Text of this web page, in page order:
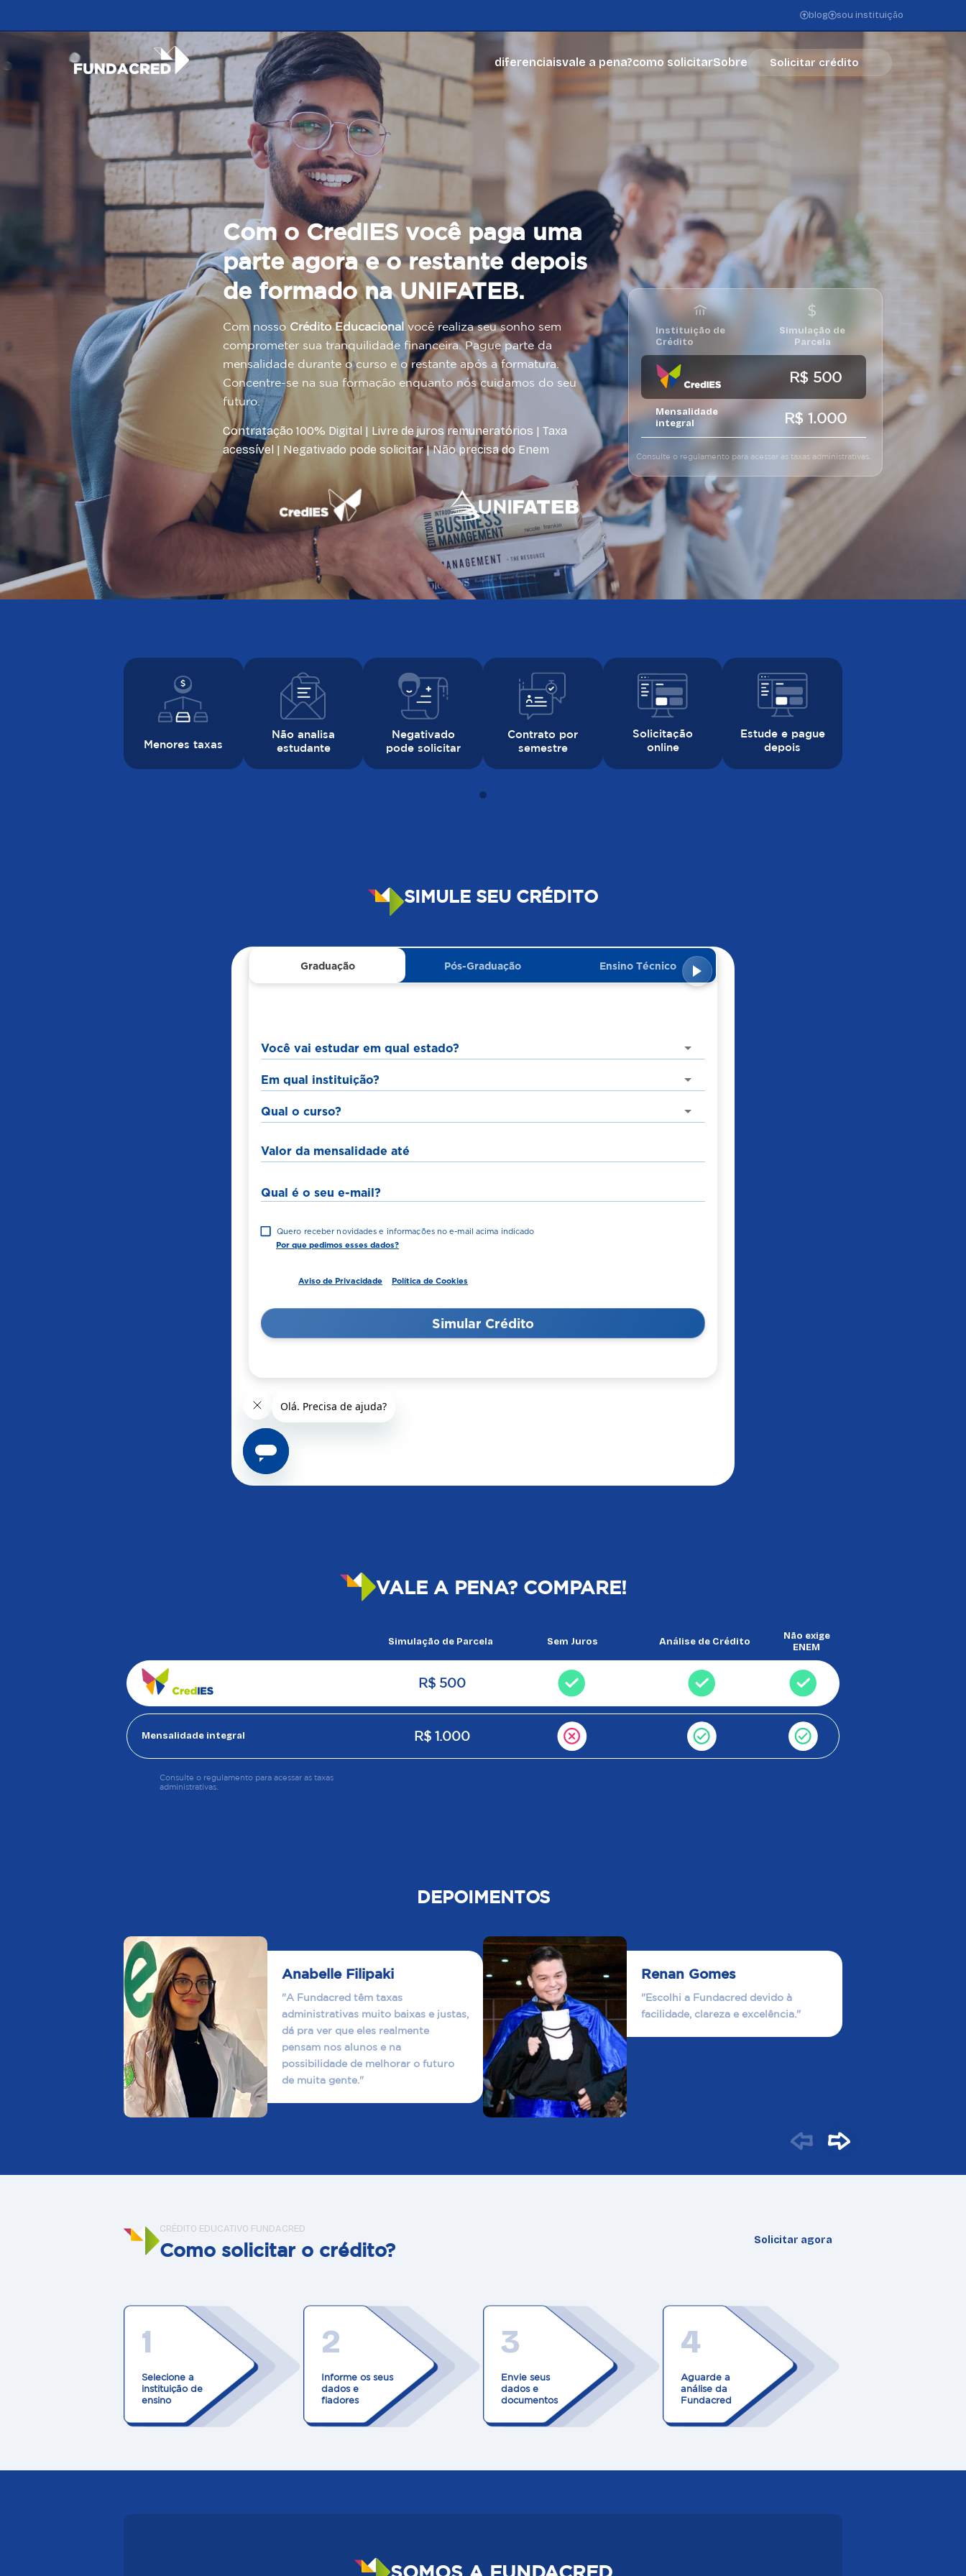
blog sou instituição
diferenciaisvale a pena?como solicitarSobre Solicitar crédito
Com o CredIES você paga uma
parte agora e o restante depois
de formado na UNIFATEB.
Com nosso Crédito Educacionalvocê realiza seu sonho sem
comprometer sua tranquilidade financeira. Pague parte da
mensalidade durante o curso e o restante após a formatura.
Concentre-se na sua formação enquanto nós cuidamos do seu
futuro.
Contratação 100% Digital | Livre de juros remuneratórios | Taxa
acessível | Negativado pode solicitar | Não precisa do Enem
Instituição de
Crédito
Simulação de
Parcela
R$ 500
Mensalidade
integral
R$ 1.000
Consulte o regulamento para acessar as taxas administrativas.
Menores taxas
Não analisa
estudante
Negativado
pode solicitar
Contrato por
semestre
Solicitação
online
Estude e pague
depois
SIMULE SEU CRÉDITO
VALE A PENA? COMPARE!
Simulação de Parcela Sem Juros Análise de Crédito
Não exige
ENEM
R$ 500
Mensalidade integral R$ 1.000
Consulte o regulamento para acessar as taxas
administrativas.
DEPOIMENTOS
Anabelle Filipaki
"A Fundacred têm taxas
administrativas muito baixas e justas,
dá pra ver que eles realmente
pensam nos alunos e na
possibilidade de melhorar o futuro
de muita gente."
Renan Gomes
"Escolhi a Fundacred devido à
facilidade, clareza e excelência."
CRÉDITO EDUCATIVO FUNDACRED
Como solicitar o crédito? Solicitar agora
1
Selecione a
instituição de
ensino
2
Informe os seus
dados e
fiadores
3
Envie seus
dados e
documentos
4
Aguarde a
análise da
Fundacred